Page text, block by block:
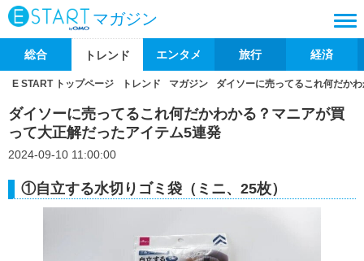
マガジン
総合 トレンド エンタメ 旅行 経済
E START トップページ トレンド マガジン ダイソーに売ってるこれ何だか
ダイソーに売ってるこれ何だかわかる？マニアが買
って大正解だったアイテム5連発
2024-09-10 11:00:00
①自立する水切りゴミ袋（ミニ、25枚）